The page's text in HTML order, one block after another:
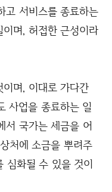
고 서비스를 종료하는
며, 허접한 근성이라
며, 이대로 가다간
사업을 종료하는 일
서 국가는 세금을 어
처에 소금을 뿌려주
심화될 수 있을 것이